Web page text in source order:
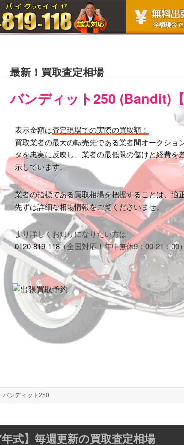
最新！買取査定相場
バンディット250 (Bandit)
表示金額は査定現場での実際の買取額！
買取業者の最大の転売先である業者間オークショ
タを忠実に反映し、業者の最低限の儲けと経費を
示しています。
業者の指標である買取相場を把握することは、適
先ずは詳細な相場情報をご覧くださいませ。
より詳しくお知りになりたい方は
0120-819-118（全国対応！年中無休9：00-21：00
バンディット250
式】毎週更新の買取査定相場